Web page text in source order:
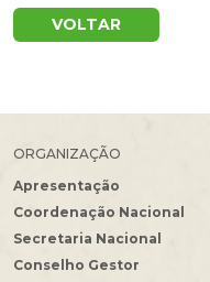
VOLTAR
ORGANIZAÇÃO
Apresentação
Coordenação Nacional
Secretaria Nacional
Conselho Gestor